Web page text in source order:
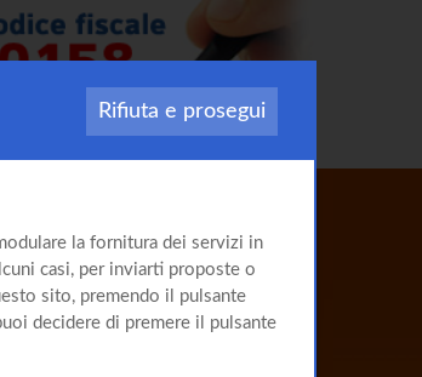
sullaCirrosi
Rifiuta e prosegui
la fornitura dei servizi in
casi, per inviarti proposte o
sito, premendo il pulsante
decidere di premere il pulsante